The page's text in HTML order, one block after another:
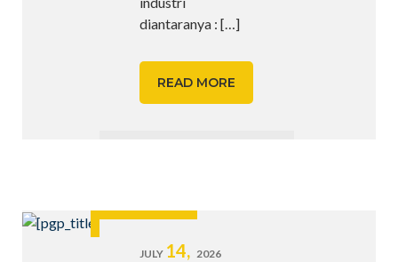
diantaranya : […]
READ MORE
JULY 14, 2026